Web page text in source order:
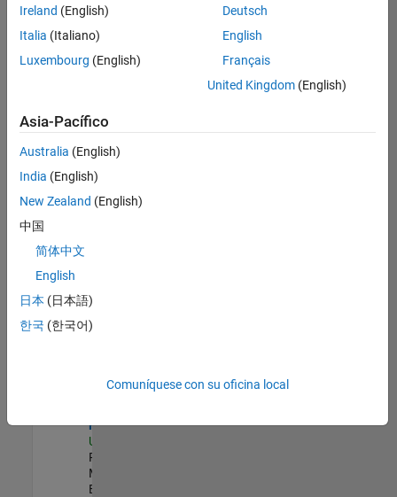
empleos.
Busque
por
ubicación
todos
empleos
en su
zona.
Senior Program Manager
US-MA-Natick
Management |
Senior
Software
Manager
US-MA-Natick
Program
Management |
Experimentado
Ireland (English)
Italia (Italiano)
Luxembourg (English)
Deutsch
English
Français
United Kingdom(English)
Asia-Pacífico
Australia (English)
India (English)
New Zealand (English)
中国
简体中文
English
日本 (日本語)
한국 (한국어)
Comuníquese con su oficina local